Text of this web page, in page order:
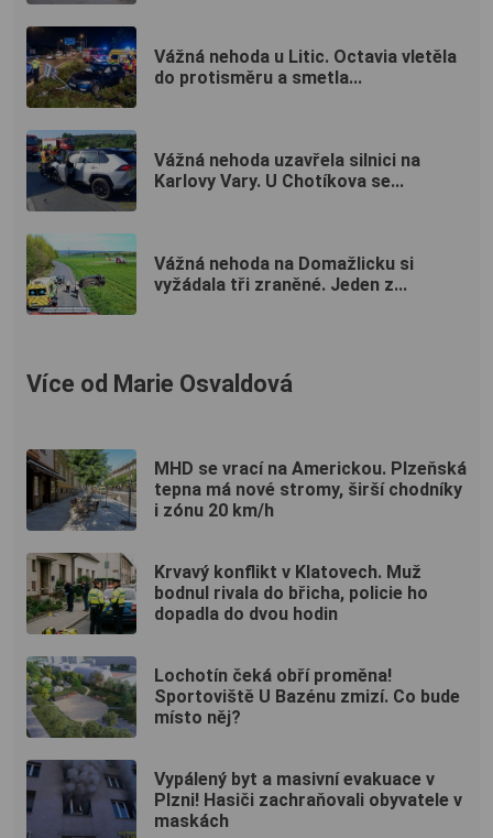
Vážná nehoda u Litic. Octavia vletěla
do protisměru a smetla...
Vážná nehoda uzavřela silnici na
Karlovy Vary. U Chotíkova se...
Vážná nehoda na Domažlicku si
vyžádala tři zraněné. Jeden z...
Více od Marie Osvaldová
MHD se vrací na Americkou. Plzeňská
tepna má nové stromy, širší chodníky
i zónu 20 km/h
Krvavý konflikt v Klatovech. Muž
bodnul rivala do břicha, policie ho
dopadla do dvou hodin
Lochotín čeká obří proměna!
Sportoviště U Bazénu zmizí. Co bude
místo něj?
Vypálený byt a masivní evakuace v
Plzni! Hasiči zachraňovali obyvatele v
maskách